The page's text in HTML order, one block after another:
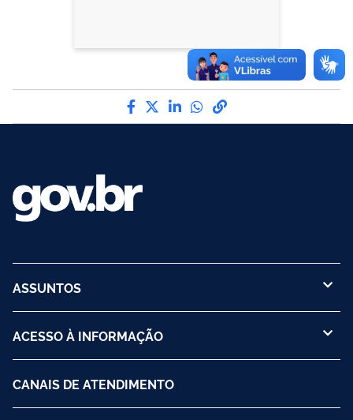
Compartilhe por Facebook
Compartilhe por Twitter
Compartilhe por
Compartilhe por
link para Copiar
ASSUNTOS
ACESSO À INFORMAÇÃO
CANAIS DE ATENDIMENTO